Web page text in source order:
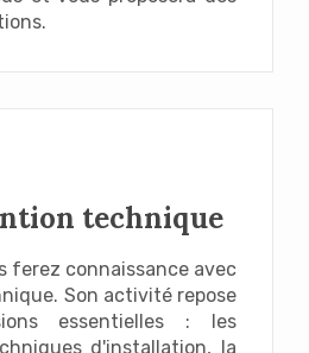
technique
ferez connaissance avec
Son activité repose
essentielles : les
d'installation, la